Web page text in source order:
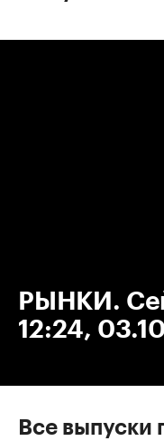
РЫНКИ.
12:24,
Все